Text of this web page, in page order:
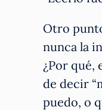
Otro
nunca la
¿Por qué,
de decir
puedo, o